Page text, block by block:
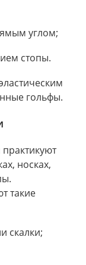
углом;
стопы.
гольфы.
носках,
такие
скалки;